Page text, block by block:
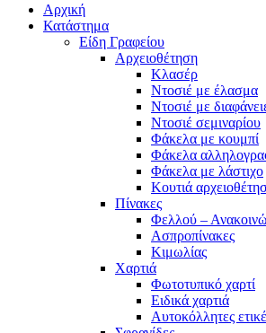
Αρχική
Κατάστημα
Είδη Γραφείου
Αρχειοθέτηση
Κλασέρ
Ντοσιέ με έλασμα
Ντοσιέ με
Ντοσιέ σεμιναρίου
Φάκελα με κουμπί
Φάκελα
Φάκελα με λάστιχο
Κουτιά
Πίνακες
Φελλού –
Ασπροπίνακες
Κιμωλίας
Χαρτιά
Φωτοτυπικό χαρτί
Ειδικά χαρτιά
Αυτοκόλλητες